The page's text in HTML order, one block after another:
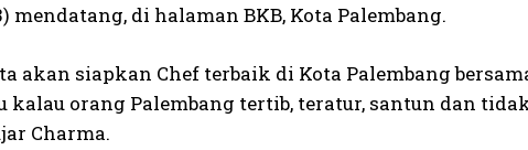
di halaman BKB, Kota Palembang.
akan siapkan Chef terbaik di Kota Palembang
orang Palembang tertib, teratur, santun dan
Charma.